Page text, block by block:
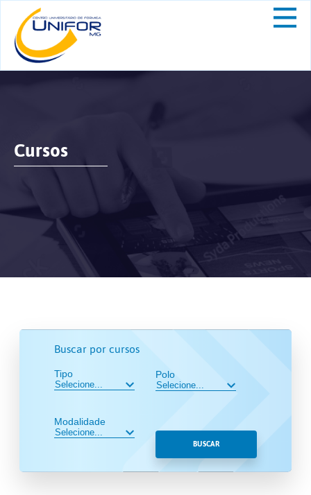
Cursos
Buscar por cursos
Tipo
Modalidade
Polo
BUSCAR